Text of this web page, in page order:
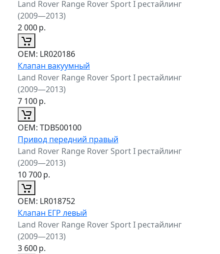
Land Rover Range Rover Sport I рестайлинг
(2009—2013)
2 000р.
ОЕМ: LR020186
Клапан вакуумный
Land Rover Range Rover Sport I рестайлинг
(2009—2013)
7 100р.
ОЕМ: TDB500100
Привод передний правый
Land Rover Range Rover Sport I рестайлинг
(2009—2013)
10 700р.
ОЕМ: LR018752
Клапан ЕГР левый
Land Rover Range Rover Sport I рестайлинг
(2009—2013)
3 600р.